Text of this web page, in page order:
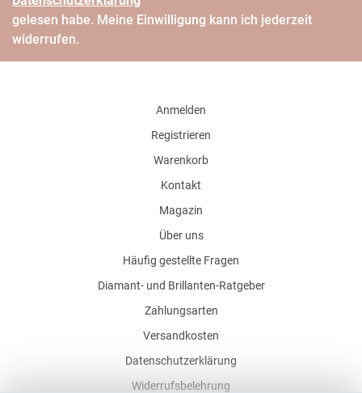
gelesen habe. Meine Einwilligung kann ich jederzeit
widerrufen.
Anmelden
Registrieren
Warenkorb
Kontakt
Magazin
Über uns
Häufig gestellte Fragen
Diamant- und Brillanten-Ratgeber
Zahlungsarten
Versandkosten
Datenschutzerklärung
Widerrufsbelehrung